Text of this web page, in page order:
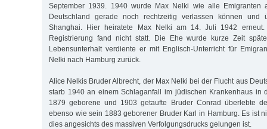
September 1939. 1940 wurde Max Nelki wie alle Emigranten
Deutschland gerade noch rechtzeitig verlassen können und
Shanghai. Hier heiratete Max Nelki am 14. Juli 1942 erneut.
Registrierung fand nicht statt. Die Ehe wurde kurze Zeit
Lebensunterhalt verdiente er mit Englisch-Unterricht für
Nelki nach Hamburg zurück.
Alice Nelkis Bruder Albrecht, der Max Nelki bei der Flucht aus
starb 1940 an einem Schlaganfall im jüdischen Krankenhaus in
1879 geborene und 1903 getaufte Bruder Conrad überlebte
ebenso wie sein 1883 geborener Bruder Karl in Hamburg. Es ist
dies angesichts des massiven Verfolgungsdrucks gelungen ist.